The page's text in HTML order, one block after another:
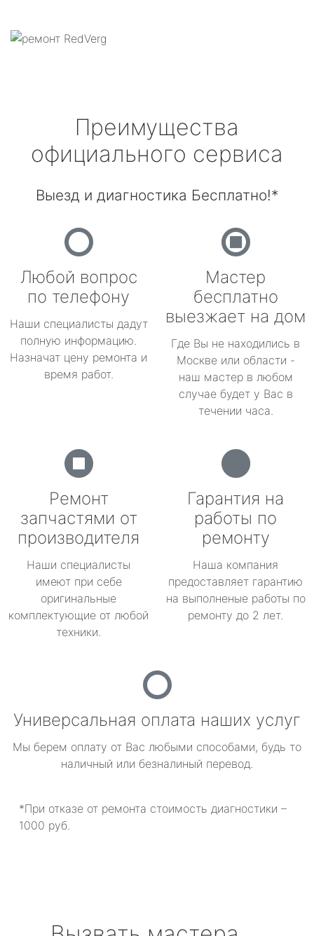
Преимущества
официального сервиса
Выезд и диагностика Бесплатно!*
Любой вопрос
по телефону
Наши специалисты дадут
полную информацию.
Назначат цену ремонта и
время работ.
Мастер
бесплатно
выезжает на дом
Где Вы не находились в
Москве или области -
наш мастер в любом
случае будет у Вас в
течении часа.
Ремонт
запчастями от
производителя
Наши специалисты
имеют при себе
оригинальные
комплектующие от любой
техники.
Гарантия на
работы по
ремонту
Наша компания
предоставляет гарантию
на выполненые работы по
ремонту до 2 лет.
Универсальная оплата наших услуг
Мы берем оплату от Вас любыми способами, будь то
наличный или безналиный перевод.
*При отказе от ремонта стоимость диагностики –
1000 руб.